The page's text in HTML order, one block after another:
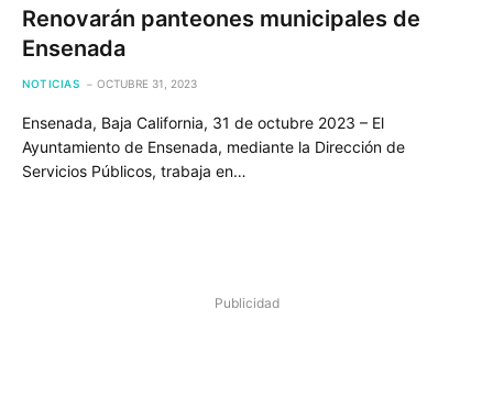
Renovarán panteones municipales de
Ensenada
NOTICIAS OCTUBRE 31, 2023
Ensenada, Baja California, 31 de octubre 2023 – El
Ayuntamiento de Ensenada, mediante la Dirección de
Servicios Públicos, trabaja en…
Publicidad